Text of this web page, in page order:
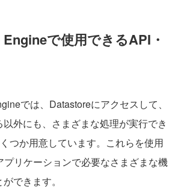
で使用できるAPI・
では、Datastoreにアクセスして、
外にも、さまざまな処理が実行でき
つか用意しています。これらを使用
プリケーションで必要なさまざまな機
できます。